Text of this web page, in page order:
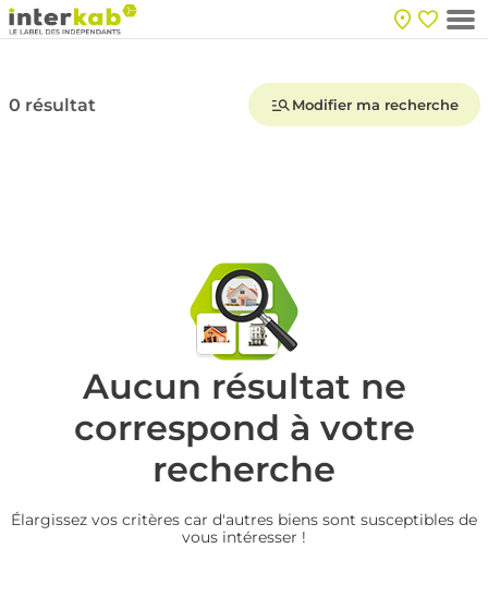
0 résultat Modifier ma recherche
Aucun résultat ne
correspond à votre
recherche
Élargissez vos critères car d'autres biens sont susceptibles de
vous intéresser !